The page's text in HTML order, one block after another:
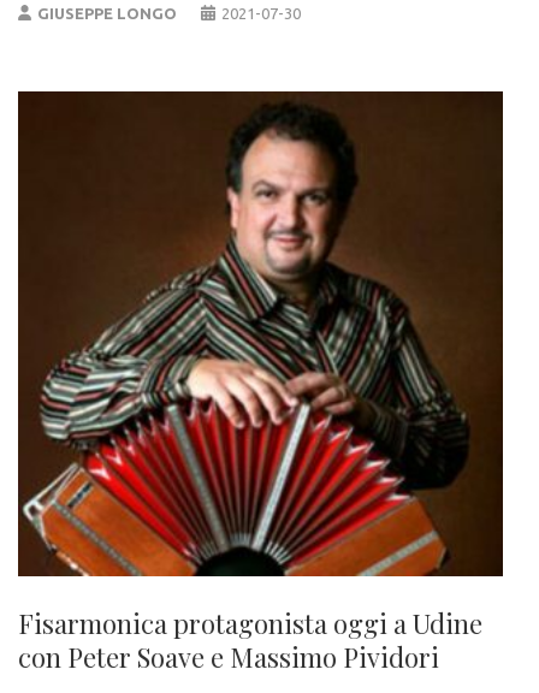
GIUSEPPE LONGO 2021-07-30
Fisarmonica protagonista oggi a Udine
con Peter Soave e Massimo Pividori